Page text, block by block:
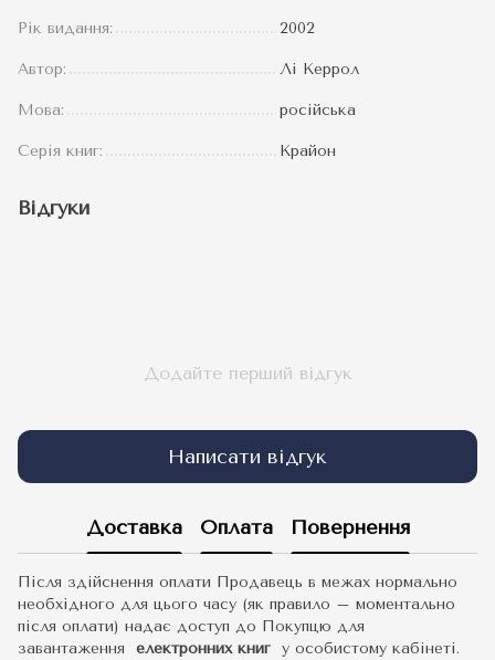
Рік видання: 2002
Автор: Лі Керрол
Мова: російська
Серія книг: Крайон
Відгуки
Додайте перший відгук
Написати відгук
Доставка Оплата Повернення
Після здійснення оплати Продавець в межах нормально
необхідного для цього часу (як правило – моментально
після оплати) надає доступ до Покупцю для
завантаження електронних книг у особистому кабінеті.